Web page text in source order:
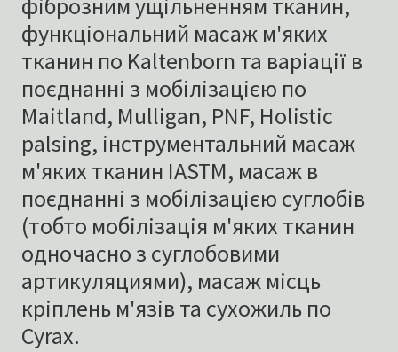
фіброзним ущільненням тканин,
функціональний масаж м'яких
тканин по Kaltenborn та варіації в
поєднанні з мобілізацією по
Maitland, Mulligan, PNF, Holistic
palsing, інструментальний масаж
м'яких тканин IASTM, масаж в
поєднанні з мобілізацією суглобів
(тобто мобілізація м'яких тканин
одночасно з суглобовими
артикуляциями), масаж місць
кріплень м'язів та сухожиль по
Cyrax.